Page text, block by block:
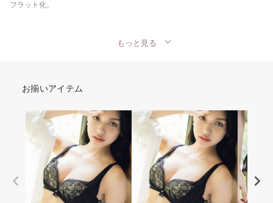
フラット化。
もっと見る
お揃いアイテム